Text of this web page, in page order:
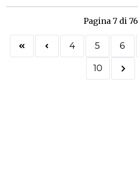
Pagina 7 di 76
4 5 6
10